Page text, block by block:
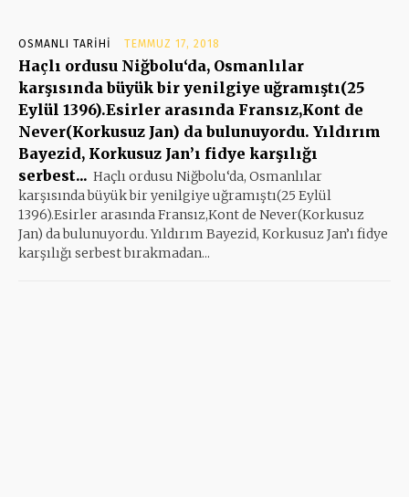
OSMANLI TARIHI TEMMUZ 17, 2018
Haçlı ordusu Niğbolu‘da, Osmanlılar
karşısında büyük bir yenilgiye uğramıştı(25
Eylül 1396).Esirler arasında Fransız,Kont de
Never(Korkusuz Jan) da bulunuyordu. Yıldırım
Bayezid, Korkusuz Jan’ı fidye karşılığı
serbest... Haçlı ordusu Niğbolu‘da, Osmanlılar
karşısında büyük bir yenilgiye uğramıştı(25 Eylül
1396).Esirler arasında Fransız,Kont de Never(Korkusuz
Jan) da bulunuyordu. Yıldırım Bayezid, Korkusuz Jan’ı fidye
karşılığı serbest bırakmadan...